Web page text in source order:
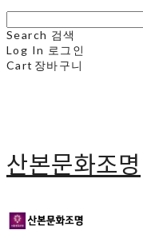
Search 검색
Log In 로그인
Cart 장바구니
산본문화조명